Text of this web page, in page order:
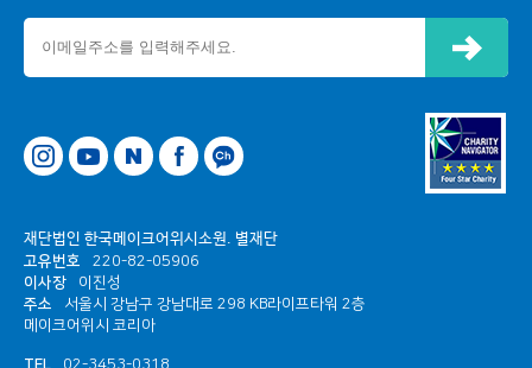
이버페이스북카카오톡 채널
재단법인 한국메이크어위시소원. 별재단
고유번호
220-82-05906
이사장
이진성
주소
서울시 강남구 강남대로 298 KB라이프타워 2층
메이크어위시 코리아
TEL 02-3453-0318